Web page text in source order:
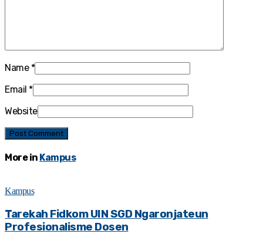
Name *
Email *
Website
More in Kampus
Kampus
Tarekah Fidkom UIN SGD Ngaronjateun
Profesionalisme Dosen